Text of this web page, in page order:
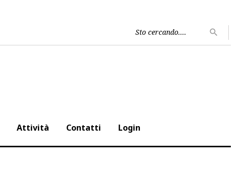
per:
search
Attività Contatti Login